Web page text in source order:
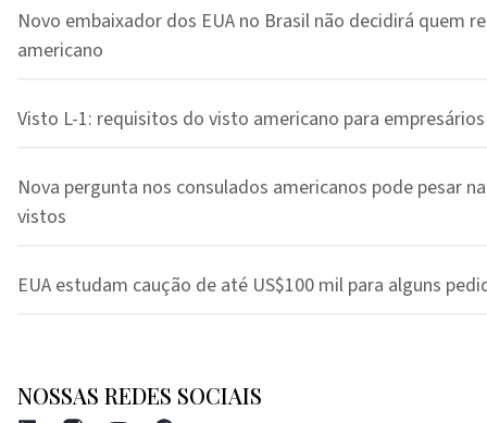
Novo embaixador dos EUA no Brasil não decidirá quem
americano
Visto L-1: requisitos do visto americano para empresários
Nova pergunta nos consulados americanos pode pesar
vistos
EUA estudam caução de até US$100 mil para alguns
NOSSAS REDES SOCIAIS